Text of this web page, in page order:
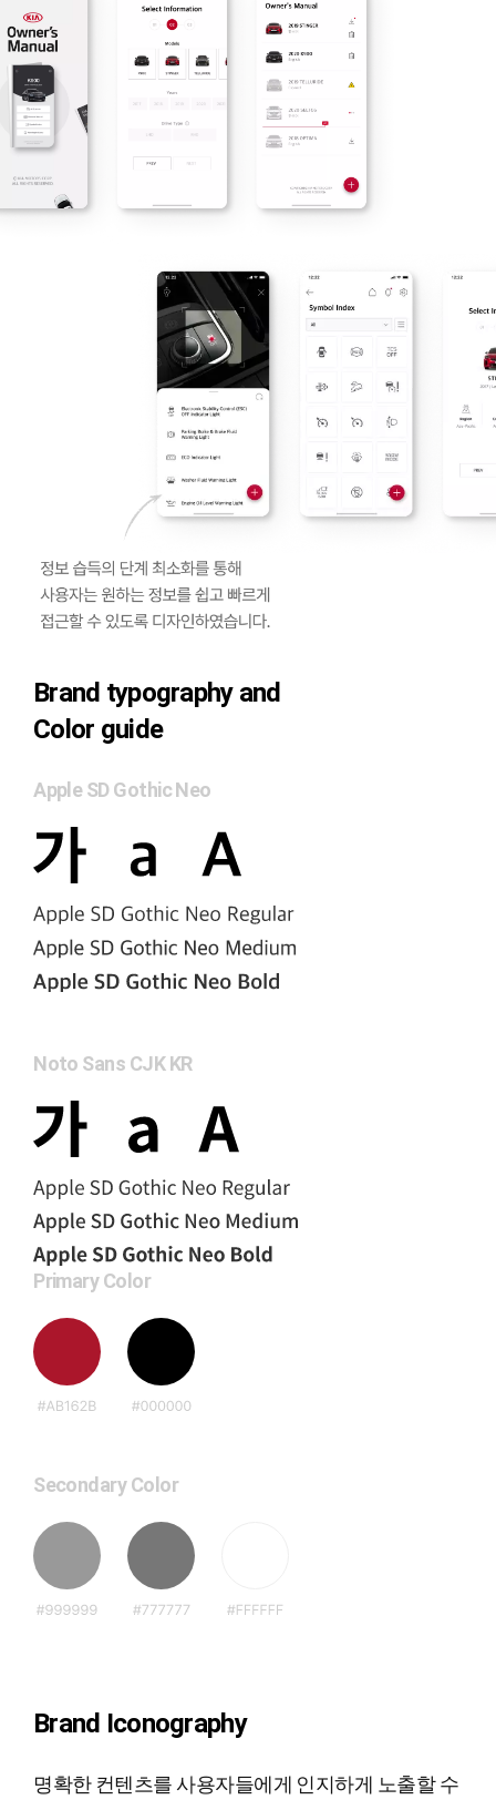
Brand typography and
Color guide
Apple SD Gothic Neo
Noto Sans CJK KR
Primary Color
Secondary Color
Brand Iconography
명확한 컨텐츠를 사용자들에게 인지하게 노출할 수